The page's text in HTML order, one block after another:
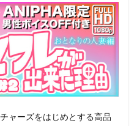
ャーズをはじめとする高品